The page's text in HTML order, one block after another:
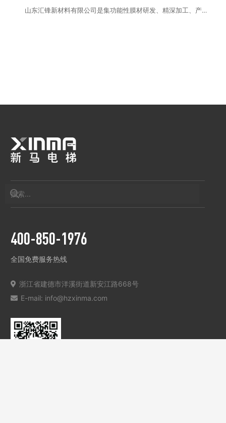
山东汇锋新材料有限公司是集功能性膜材研发、精深加工、产…
400-850-1976
全国免费服务热线
浙江省建德市洋溪街道新安江路668号
E-mail: info@hzxinma.com